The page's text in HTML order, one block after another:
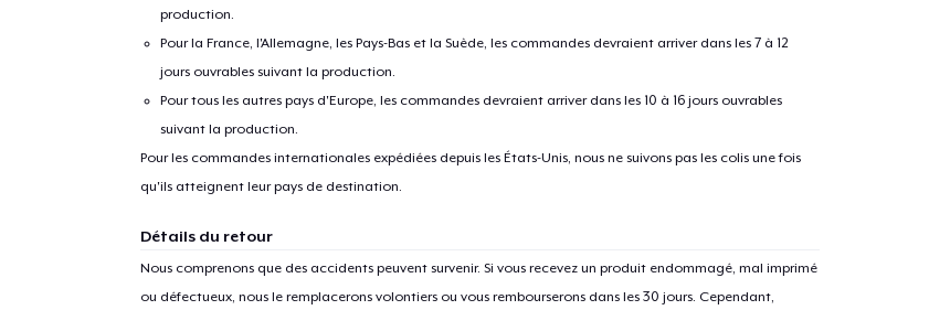
production.
Pour la France, l'Allemagne, les Pays-Bas et la Suède, les commandes devraient arriver dans les 7 à 12
jours ouvrables suivant la production.
Pour tous les autres pays d'Europe, les commandes devraient arriver dans les 10 à 16 jours ouvrables
suivant la production.
Pour les commandes internationales expédiées depuis les États-Unis, nous ne suivons pas les colis une fois
qu'ils atteignent leur pays de destination.
Détails du retour
Nous comprenons que des accidents peuvent survenir. Si vous recevez un produit endommagé, mal imprimé
ou défectueux, nous le remplacerons volontiers ou vous rembourserons dans les 30 jours. Cependant,